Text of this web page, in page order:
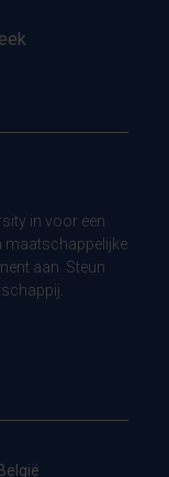
in voor een
maatschappelijke
aan. Steun